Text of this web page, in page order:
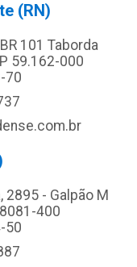
(RN)
101 Taborda
59.162-000
70
2895 - Galpão M
400
50